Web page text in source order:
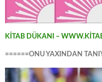
KİTAB DÜKANI –
======ONU YAXINDAN